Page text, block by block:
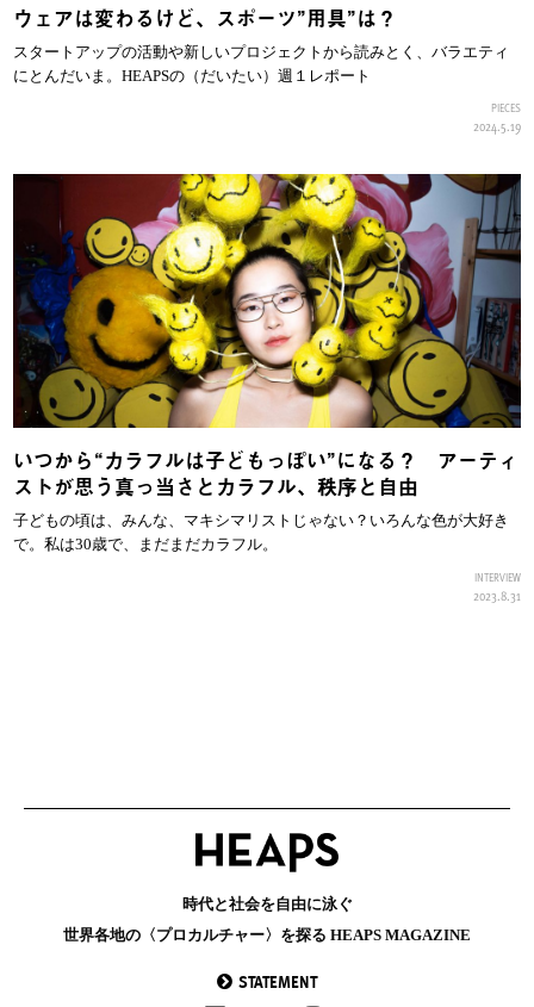
ウェアは変わるけど、スポーツ”用具”は？
スタートアップの活動や新しいプロジェクトから読みとく、バラエティ
にとんだいま。HEAPSの（だいたい）週１レポート
PIECES
2024.5.19
いつから“カラフルは子どもっぽい”になる？ アーティ
ストが思う真っ当さとカラフル、秩序と自由
子どもの頃は、みんな、マキシマリストじゃない？いろんな色が大好き
で。私は30歳で、まだまだカラフル。
INTERVIEW
2023.8.31
時代と社会を自由に泳ぐ
世界各地の〈プロカルチャー〉を探る HEAPS MAGAZINE
STATEMENT